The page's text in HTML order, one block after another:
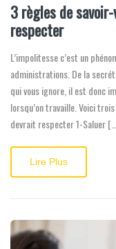
3 règles de
respecter
L’impolitesse c’est un
administrations. De la
qui vous ignore, il est donc
lorsqu’on travaille. Voici
devrait respecter 1-Saluer
Lire Plus